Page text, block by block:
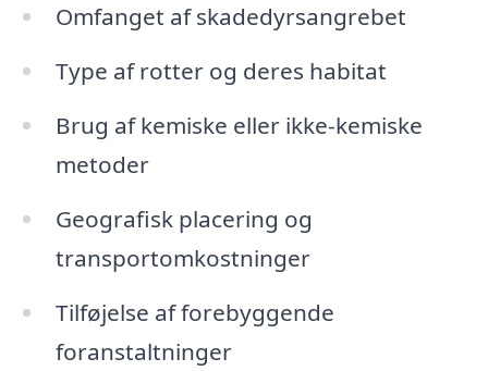
Omfanget af skadedyrsangrebet
Type af rotter og deres habitat
Brug af kemiske eller ikke-kemiske
metoder
Geografisk placering og
transportomkostninger
Tilføjelse af forebyggende
foranstaltninger